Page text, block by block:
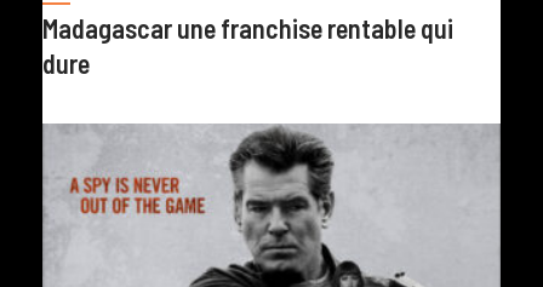
Madagascar une franchise rentable qui
dure